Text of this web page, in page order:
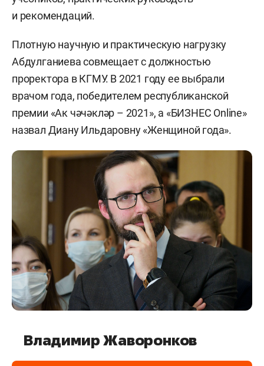
и рекомендаций.
Плотную научную и практическую нагрузку
Абдулганиева совмещает с должностью
проректора в КГМУ. В 2021 году ее выбрали
врачом года, победителем республиканской
премии «Ак чәчәкләр – 2021», а «БИЗНЕС Online»
назвал Диану Ильдаровну «Женщиной года».
Владимир Жаворонков